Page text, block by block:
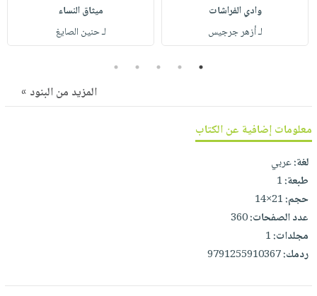
صابون
أطفال
مناسبات
فيديوهات
أسئلة
وفرات
كتابك
تواصل
معنا
التسوق
وادي الفراشات
لـ أزهر جرجيس
ميثاق النساء
لـ حنين الصايغ
1
2
3
4
5
المزيد من البنود »
معلومات إضافية عن الكتاب
لغة:عربي
طبعة:1
حجم:21×14
عدد الصفحات:360
مجلدات:1
ردمك:9791255910367